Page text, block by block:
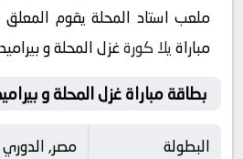
ملعب استاد المحلة يقوم المعلق
مباراةيلا كورةغزل المحلة و
بطاقة مباراة غزل المحلة و
البطولة
مصر,